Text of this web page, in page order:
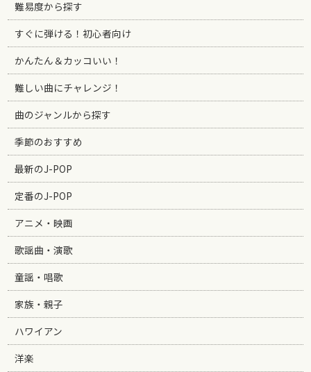
難易度から探す
すぐに弾ける！初心者向け
かんたん＆カッコいい！
難しい曲にチャレンジ！
曲のジャンルから探す
季節のおすすめ
最新のJ-POP
定番のJ-POP
アニメ・映画
歌謡曲・演歌
童謡・唱歌
家族・親子
ハワイアン
洋楽